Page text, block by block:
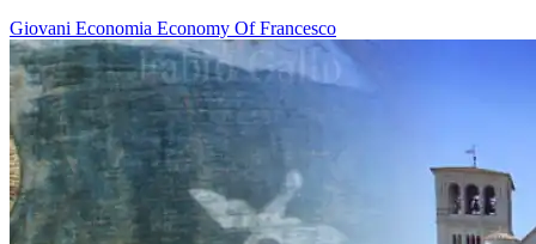
Giovani Economia Economy Of Francesco